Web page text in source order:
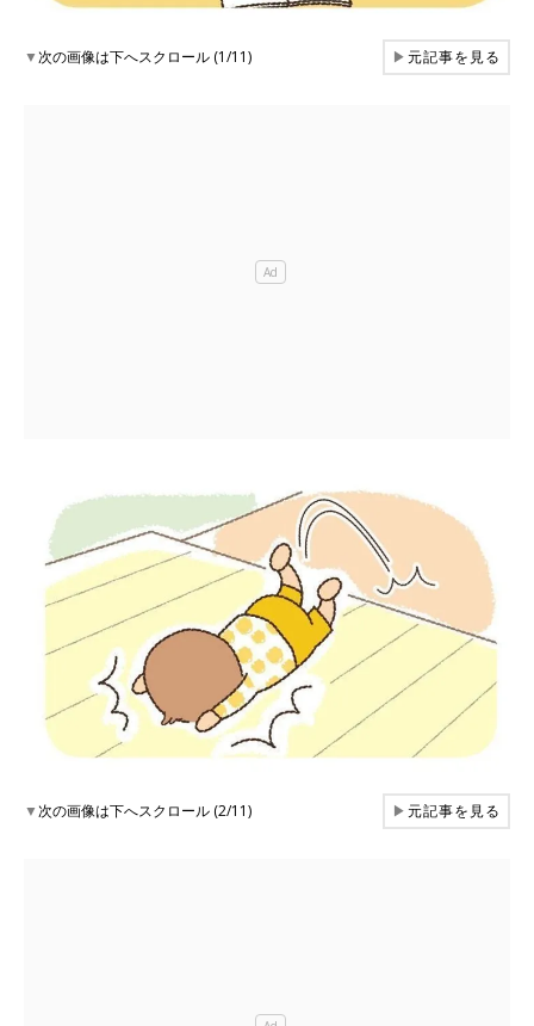
▼次の画像は下へスクロール (1/11) ▶元記事を見る
▼次の画像は下へスクロール (2/11) ▶元記事を見る